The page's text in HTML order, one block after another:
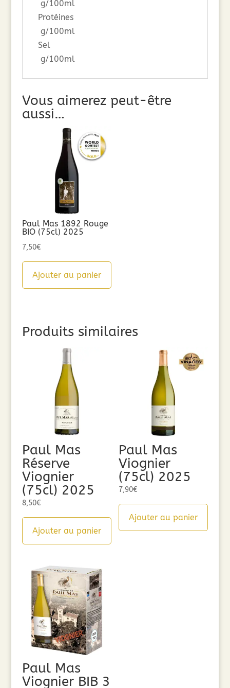
g/100ml
Protéines
g/100ml
Sel
g/100ml
Vous aimerez peut-être
aussi…
Paul Mas 1892 Rouge
BIO (75cl) 2025
7,50€
Ajouter au panier
Produits similaires
Paul Mas
Réserve
Viognier
(75cl) 2025
8,50€
Ajouter au panier
Paul Mas
Viognier
(75cl) 2025
7,90€
Ajouter au panier
Paul Mas
Viognier BIB 3